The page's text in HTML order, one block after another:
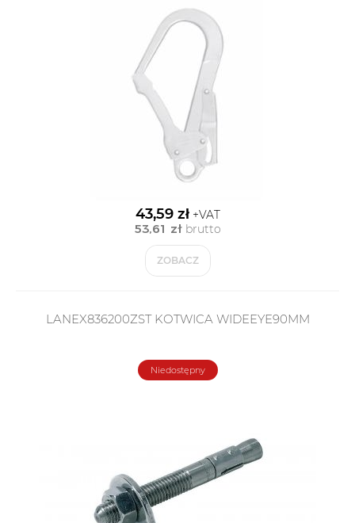
43,59 zł+VAT
53,61 złbrutto
ZOBACZ
LANEX836200ZST KOTWICA WIDEEYE90MM
Niedostępny